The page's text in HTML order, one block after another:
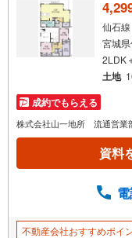
仙石
宮城
2LDK
土地
成約でもらえる
株式会社山一地所 流通営業
資料
不動産会社おすすめポイ